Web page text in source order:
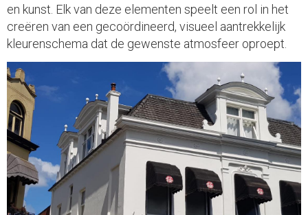
en kunst. Elk van deze elementen speelt een rol in het
creëren van een gecoördineerd, visueel aantrekkelijk
kleurenschema dat de gewenste atmosfeer oproept.